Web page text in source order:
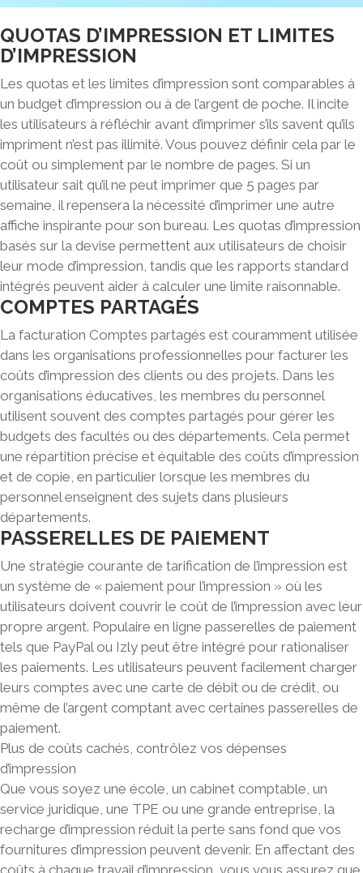
QUOTAS D’IMPRESSION ET LIMITES
D’IMPRESSION
Les quotas et les limites d’impression sont comparables à
un budget d’impression ou à de l’argent de poche. Il incite
les utilisateurs à réfléchir avant d’imprimer s’ils savent qu’ils
impriment n’est pas illimité. Vous pouvez définir cela par le
coût ou simplement par le nombre de pages. Si un
utilisateur sait qu’il ne peut imprimer que 5 pages par
semaine, il repensera la nécessité d’imprimer une autre
affiche inspirante pour son bureau. Les quotas d’impression
basés sur la devise permettent aux utilisateurs de choisir
leur mode d’impression, tandis que les rapports standard
intégrés peuvent aider à calculer une limite raisonnable.
COMPTES PARTAGÉS
La facturation Comptes partagés est couramment utilisée
dans les organisations professionnelles pour facturer les
coûts d’impression des clients ou des projets. Dans les
organisations éducatives, les membres du personnel
utilisent souvent des comptes partagés pour gérer les
budgets des facultés ou des départements. Cela permet
une répartition précise et équitable des coûts d’impression
et de copie, en particulier lorsque les membres du
personnel enseignent des sujets dans plusieurs
départements.
PASSERELLES DE PAIEMENT
Une stratégie courante de tarification de l’impression est
un système de « paiement pour l’impression » où les
utilisateurs doivent couvrir le coût de l’impression avec leur
propre argent. Populaire en ligne passerelles de paiement
tels que PayPal ou Izly peut être intégré pour rationaliser
les paiements. Les utilisateurs peuvent facilement charger
leurs comptes avec une carte de débit ou de crédit, ou
même de l’argent comptant avec certaines passerelles de
paiement.
Plus de coûts cachés, contrôlez vos dépenses
d’impression
Que vous soyez une école, un cabinet comptable, un
service juridique, une TPE ou une grande entreprise, la
recharge d’impression réduit la perte sans fond que vos
fournitures d’impression peuvent devenir. En affectant des